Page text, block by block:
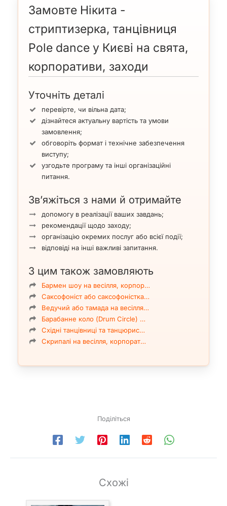
Замовте Нікита -
стриптизерка, танцівниця
Pole dance у Києві на свята,
корпоративи, заходи
Уточніть деталі
перевірте, чи вільна дата;
дізнайтеся актуальну вартість та умови
замовлення;
обговоріть формат і технічне забезпечення
виступу;
узгодьте програму та інші організаційні
питання.
Зв’яжіться з нами й отримайте
допомогу в реалізації ваших завдань;
рекомендації щодо заходу;
організацію окремих послуг або всієї події;
відповіді на інші важливі запитання.
З цим також замовляють
Бармен шоу на весілля, корпор…
Саксофоніст або саксофоністка…
Ведучий або тамада на весілля…
Барабанне коло (Drum Circle) …
Східні танцівниці та танцюрис…
Скрипалі на весілля, корпорат…
Поділіться
Схожі